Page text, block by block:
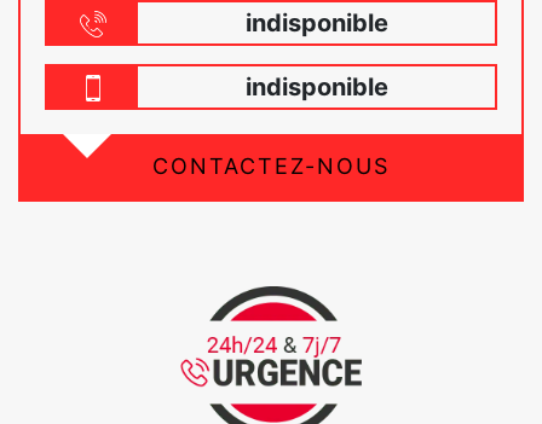
indisponible
indisponible
CONTACTEZ-NOUS